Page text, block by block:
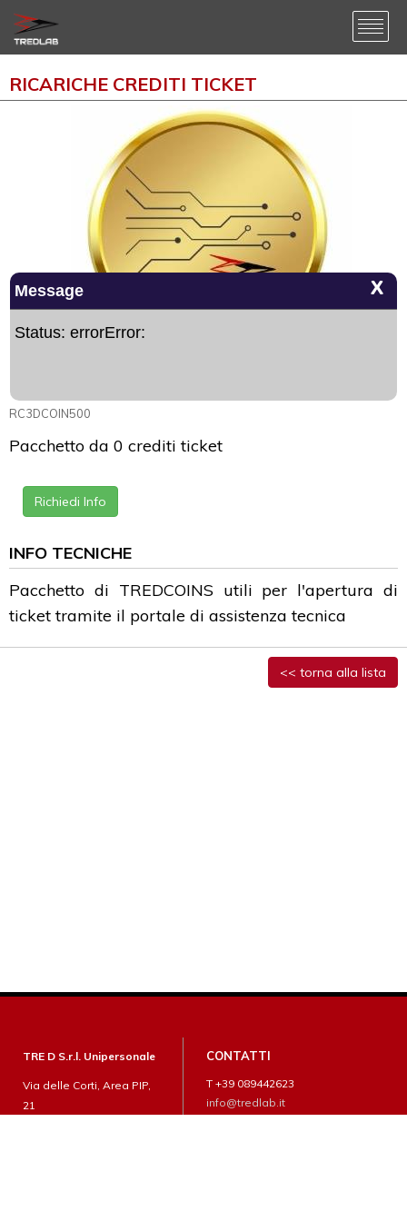
RICARICHE CREDITI TICKET
PACK 500 TREDCOINS
RC3DCOIN500
Pacchetto da 0 crediti ticket
Richiedi Info
INFO TECNICHE
Pacchetto di TREDCOINS utili per l'apertura di
ticket tramite il portale di assistenza tecnica
<< torna alla lista
TRE D S.r.l. Unipersonale
Via delle Corti, Area PIP,
21
CONTATTI
T +39 089442623
info@tredlab.it
Message X
Status: errorError: